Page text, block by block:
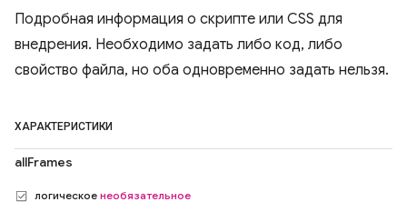
Подробная информация о скрипте или CSS для
внедрения. Необходимо задать либо код, либо
свойство файла, но оба одновременно задать нельзя.
ХАРАКТЕРИСТИКИ
allFrames
логическое необязательное